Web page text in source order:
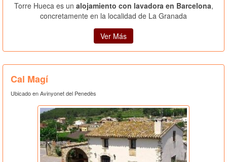
Torre Hueca es un alojamiento con lavadora en Barcelona,
concretamente en la localidad de La Granada
Ver Más
Cal Magí
Ubicado en Avinyonet del Penedès